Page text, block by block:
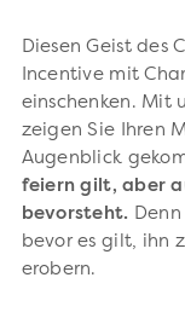
Diesen Geist des
Incentive mit
einschenken. Mit
zeigen Sie Ihren
Augenblick
feiern gilt, aber
bevorsteht.
bevor es gilt, ihn
erobern.